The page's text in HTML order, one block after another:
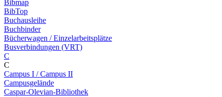
Bibmap
BibTop
Buchausleihe
Buchbinder
Bücherwagen / Einzelarbeitsplätze
Busverbindungen (VRT)
C
C
Campus I / Campus II
Campusgelände
Caspar-Olevian-Bibliothek